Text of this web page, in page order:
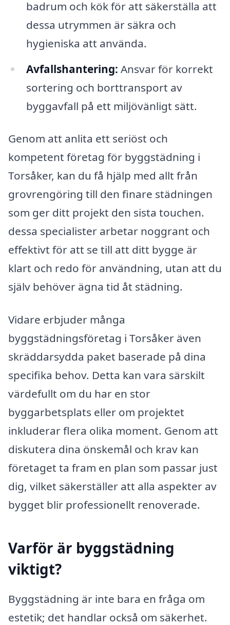
badrum och kök för att säkerställa att
dessa utrymmen är säkra och
hygieniska att använda.
Avfallshantering: Ansvar för korrekt
sortering och borttransport av
byggavfall på ett miljövänligt sätt.
Genom att anlita ett seriöst och
kompetent företag för byggstädning i
Torsåker, kan du få hjälp med allt från
grovrengöring till den finare städningen
som ger ditt projekt den sista touchen.
dessa specialister arbetar noggrant och
effektivt för att se till att ditt bygge är
klart och redo för användning, utan att du
själv behöver ägna tid åt städning.
Vidare erbjuder många
byggstädningsföretag i Torsåker även
skräddarsydda paket baserade på dina
specifika behov. Detta kan vara särskilt
värdefullt om du har en stor
byggarbetsplats eller om projektet
inkluderar flera olika moment. Genom att
diskutera dina önskemål och krav kan
företaget ta fram en plan som passar just
dig, vilket säkerställer att alla aspekter av
bygget blir professionellt renoverade.
Varför är byggstädning
viktigt?
Byggstädning är inte bara en fråga om
estetik; det handlar också om säkerhet.